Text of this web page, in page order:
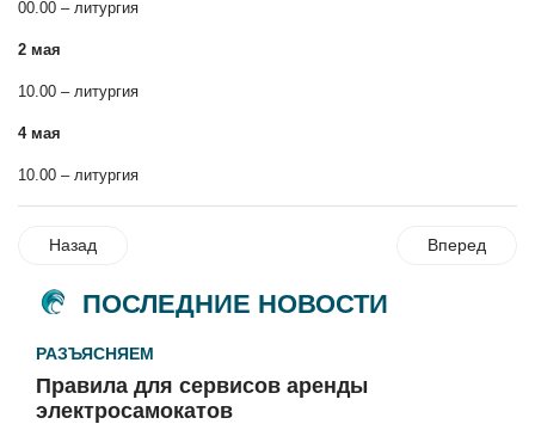
00.00 – литургия
2 мая
10.00 – литургия
4 мая
10.00 – литургия
Назад Вперед
ПОСЛЕДНИЕ НОВОСТИ
РАЗЪЯСНЯЕМ
Правила для сервисов аренды
электросамокатов